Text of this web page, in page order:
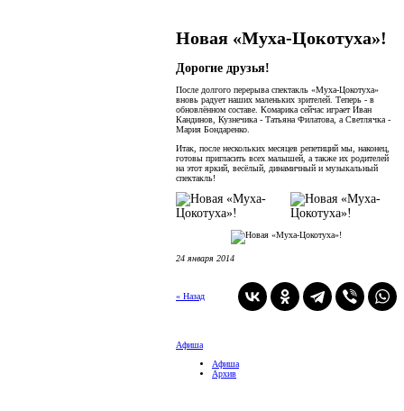
Новая «Муха-Цокотуха»!
Дорогие друзья!
После долгого перерыва спектакль «Муха-Цокотуха»
вновь радует наших маленьких зрителей. Теперь - в
обновлённом составе. Комарика сейчас играет Иван
Кандинов, Кузнечика - Татьяна Филатова, а Светлячка -
Мария Бондаренко.
Итак, после нескольких месяцев репетиций мы, наконец,
готовы пригласить всех малышей, а также их родителей
на этот яркий, весёлый, динамичный и музыкальный
спектакль!
24 января 2014
« Назад
Афиша
Афиша
Архив